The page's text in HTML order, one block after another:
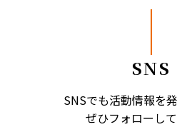
SNS
SNSでも活動情報を
ぜひフォローし